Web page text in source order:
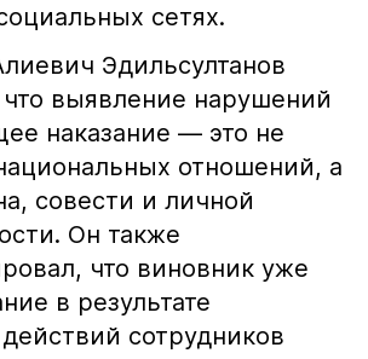
сетях.
Эдильсултанов
выявление нарушений
наказание — это не
отношений, а
совести и личной
Он также
что виновник уже
в результате
сотрудников